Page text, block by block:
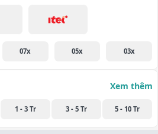
07x 05x 03x
Xem thêm
1 - 3 Tr 3 - 5 Tr 5 - 10 Tr